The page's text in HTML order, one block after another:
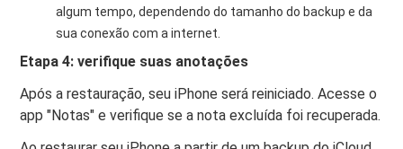
algum tempo, dependendo do tamanho do backup e da
sua conexão com a internet.
Etapa 4: verifique suas anotações
Após a restauração, seu iPhone será reiniciado. Acesse o
app "Notas" e verifique se a nota excluída foi recuperada.